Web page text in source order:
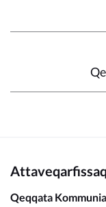
Attaveqarfissaq
Qeqqata